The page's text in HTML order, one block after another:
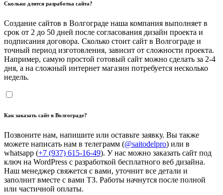
Сколько длится разработка сайта?
Создание сайтов в Волгограде наша компания выполняет в
срок от 2 до 50 дней после согласования дизайн проекта и
подписания договора. Сколько стоит сайт в Волгограде и
точный период изготовления, зависит от сложности проекта.
Например, самую простой готовый сайт можно сделать за 2-4
дня, а на сложный интернет магазин потребуется несколько
недель.
Как заказать сайт в Волгограде?
Позвоните нам, напишите или оставьте заявку. Вы также
можете написать нам в телеграмм (@saitodelpro) или в
whatsapp (+7 (937) 615-16-49). У нас можно заказать сайт под
ключ на WordPress с разработкой бесплатного веб дизайна.
Наш менеджер свяжется с вами, уточнит все детали и
заполнит вместе с вами ТЗ. Работы начнутся после полной
или частичной оплаты.